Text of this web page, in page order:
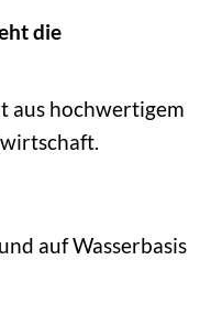
die
aus hochwertigem
auf Wasserbasis